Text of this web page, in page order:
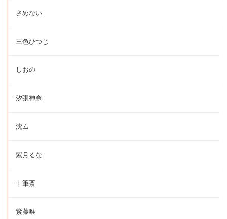
さめない
三色ひつじ
しおの
汐張神奈
沈ム
紫月るな
十筆斎
紫藤唯